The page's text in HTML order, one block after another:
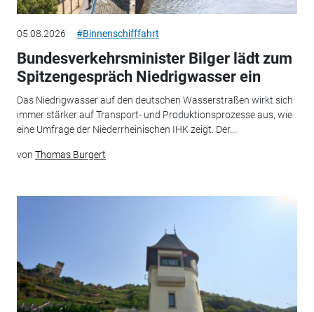
05.08.2026 #Binnenschifffahrt
Bundesverkehrsminister Bilger lädt zum
Spitzengespräch Niedrigwasser ein
Das Niedrigwasser auf den deutschen Wasserstraßen wirkt sich
immer stärker auf Transport- und Produktionsprozesse aus, wie
eine Umfrage der Niederrheinischen IHK zeigt. Der...
von Thomas Burgert